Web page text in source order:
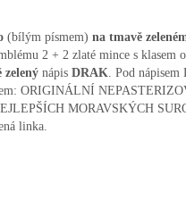
(bílým písmem) na tmavě
2 + 2 zlaté mince s klasem
zelený nápis DRAK . Pod
ORIGINÁLNÍ
MORAVSKÝCH
linka.